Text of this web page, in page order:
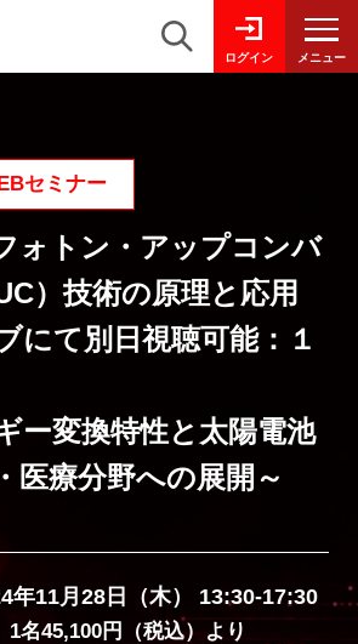
ログイン メニュー
セミナー
ォトン・アップコンバ
）技術の原理と応用
にて別日視聴可能：１
ー変換特性と太陽電池
医療分野への展開～
11月28日（木） 13:30-17:30
名45,100円（税込）より